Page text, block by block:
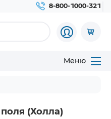
8-800-1000-321
Меню
(Холла)